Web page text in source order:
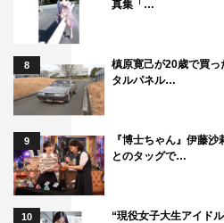
真集「…
8
槙原寛己が20歳で買
タルパネル…
9
『博士ちゃん』伊藤
とのタッグで…
10
“現役女子大生アイド